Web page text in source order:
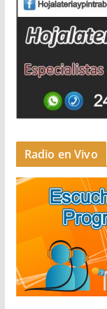
Radio en Vivo